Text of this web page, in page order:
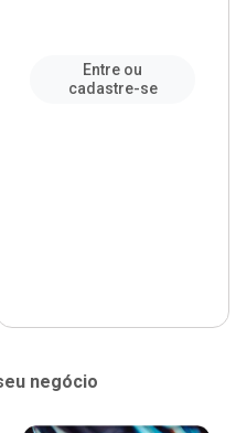
Entre ou
cadastre-se
negócio